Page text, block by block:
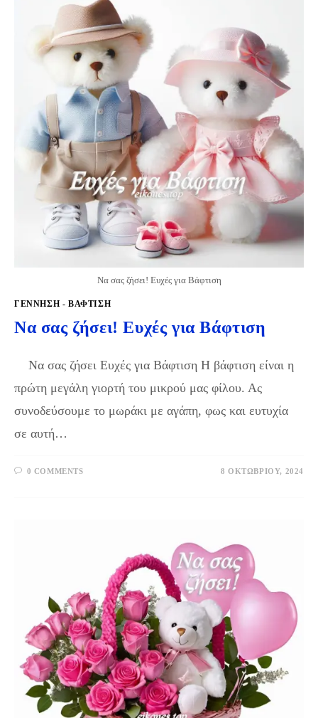
Να σας ζήσει! Ευχές για Βάφτιση
ΓΈΝΝΗΣΗ - ΒΆΦΤΙΣΗ
Να σας ζήσει! Ευχές για Βάφτιση
Να σας ζήσει Ευχές για Βάφτιση Η βάφτιση είναι η
πρώτη μεγάλη γιορτή του μικρού μας φίλου. Ας
συνοδεύσουμε το μωράκι με αγάπη, φως και ευτυχία
σε αυτή…
0 COMMENTS 8 ΟΚΤΩΒΡΊΟΥ, 2024